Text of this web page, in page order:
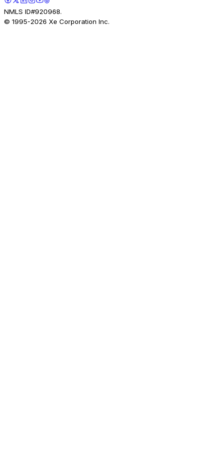
NMLS ID#920968.
© 1995-2026 Xe Corporation Inc.